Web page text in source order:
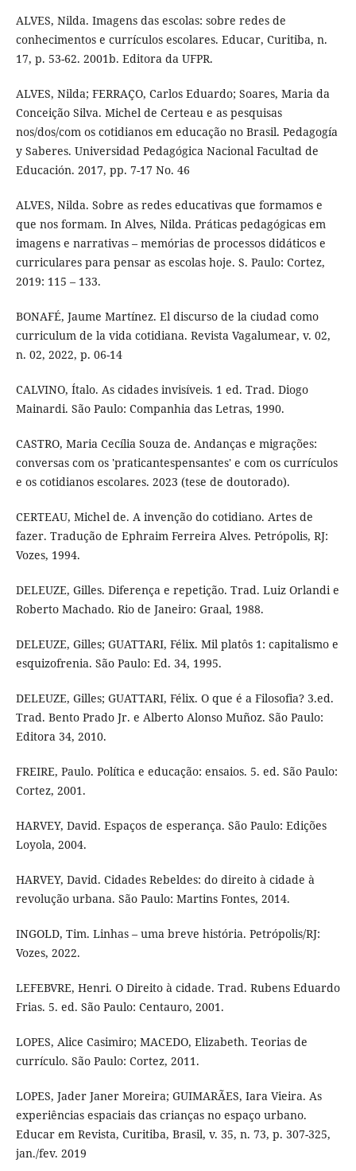
ALVES, Nilda. Imagens das escolas: sobre redes de
conhecimentos e currículos escolares. Educar, Curitiba, n.
17, p. 53-62. 2001b. Editora da UFPR.
ALVES, Nilda; FERRAÇO, Carlos Eduardo; Soares, Maria da
Conceição Silva. Michel de Certeau e as pesquisas
nos/dos/com os cotidianos em educação no Brasil. Pedagogía
y Saberes. Universidad Pedagógica Nacional Facultad de
Educación. 2017, pp. 7-17 No. 46
ALVES, Nilda. Sobre as redes educativas que formamos e
que nos formam. In Alves, Nilda. Práticas pedagógicas em
imagens e narrativas – memórias de processos didáticos e
curriculares para pensar as escolas hoje. S. Paulo: Cortez,
2019: 115 – 133.
BONAFÉ, Jaume Martínez. El discurso de la ciudad como
curriculum de la vida cotidiana. Revista Vagalumear, v. 02,
n. 02, 2022, p. 06-14
CALVINO, Ítalo. As cidades invisíveis. 1 ed. Trad. Diogo
Mainardi. São Paulo: Companhia das Letras, 1990.
CASTRO, Maria Cecília Souza de. Andanças e migrações:
conversas com os 'praticantespensantes' e com os currículos
e os cotidianos escolares. 2023 (tese de doutorado).
CERTEAU, Michel de. A invenção do cotidiano. Artes de
fazer. Tradução de Ephraim Ferreira Alves. Petrópolis, RJ:
Vozes, 1994.
DELEUZE, Gilles. Diferença e repetição. Trad. Luiz Orlandi e
Roberto Machado. Rio de Janeiro: Graal, 1988.
DELEUZE, Gilles; GUATTARI, Félix. Mil platôs 1: capitalismo e
esquizofrenia. São Paulo: Ed. 34, 1995.
DELEUZE, Gilles; GUATTARI, Félix. O que é a Filosofia? 3.ed.
Trad. Bento Prado Jr. e Alberto Alonso Muñoz. São Paulo:
Editora 34, 2010.
FREIRE, Paulo. Política e educação: ensaios. 5. ed. São Paulo:
Cortez, 2001.
HARVEY, David. Espaços de esperança. São Paulo: Edições
Loyola, 2004.
HARVEY, David. Cidades Rebeldes: do direito à cidade à
revolução urbana. São Paulo: Martins Fontes, 2014.
INGOLD, Tim. Linhas – uma breve história. Petrópolis/RJ:
Vozes, 2022.
LEFEBVRE, Henri. O Direito à cidade. Trad. Rubens Eduardo
Frias. 5. ed. São Paulo: Centauro, 2001.
LOPES, Alice Casimiro; MACEDO, Elizabeth. Teorias de
currículo. São Paulo: Cortez, 2011.
LOPES, Jader Janer Moreira; GUIMARÃES, Iara Vieira. As
experiências espaciais das crianças no espaço urbano.
Educar em Revista, Curitiba, Brasil, v. 35, n. 73, p. 307-325,
jan./fev. 2019